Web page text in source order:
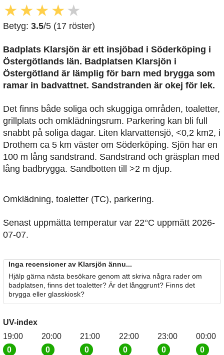
★ ★★ ★ ★
Betyg: 3.5/5 (17 röster)
Badplats Klarsjön är ett insjöbad i Söderköping i
Östergötlands län. Badplatsen Klarsjön i
Östergötland är lämplig för barn med brygga som
ramar in badvattnet. Sandstranden är okej för lek.
Det finns både soliga och skuggiga områden, toaletter,
grillplats och omklädningsrum. Parkering kan bli full
snabbt på soliga dagar. Liten klarvattensjö, <0,2 km2, i
Drothem ca 5 km väster om Söderköping. Sjön har en
100 m lång sandstrand. Sandstrand och gräsplan med
lång badbrygga. Sandbotten till >2 m djup.
Omklädning, toaletter (TC), parkering.
Senast uppmätta temperatur var 22°C uppmätt 2026-
07-07.
Inga recensioner av Klarsjön ännu...
Hjälp gärna nästa besökare genom att skriva några rader om
badplatsen, finns det toaletter? Är det långgrunt? Finns det
brygga eller glasskiosk?
UV-index
19:00
0
20:00
0
21:00
0
22:00
0
23:00
0
00:00
0